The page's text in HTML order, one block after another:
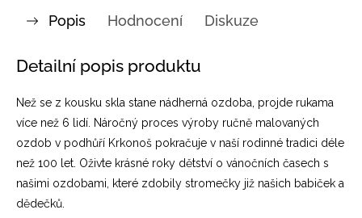
Popis Hodnocení Diskuze
Detailní popis produktu
Než se z kousku skla stane nádherná ozdoba, projde rukama
více než 6 lidí. Náročný proces výroby ručně malovaných
ozdob v podhůří Krkonoš pokračuje v naší rodinné tradici déle
než 100 let. Oživte krásné roky dětství o vánočních časech s
našimi ozdobami, které zdobily stromečky již našich babiček a
dědečků.